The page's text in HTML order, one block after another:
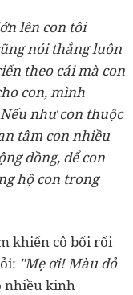
lên con tôi
nói thẳng luôn
theo cái mà con
con, mình
như con thuộc
tâm con nhiều
đồng, để con
hộ con trong
khiến cô bối rối
"Mẹ ơi! Màu đỏ
nhiều kinh